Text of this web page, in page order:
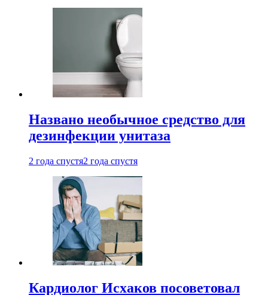
Названо необычное средство для
дезинфекции унитаза
2 года спустя2 года спустя
Кардиолог Исхаков посоветовал